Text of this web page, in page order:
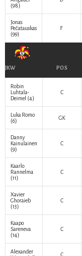
(98)
Jonas
Pečatauskas
(99)
F
JKW POS
Robin
Luhtala-
Deimel (4)
C
Luka Romo
(6)
GK
Danny
Kainulainen
(9)
C
Kaarlo
Rannelma
(11)
C
Xavier
Ghoraieb
(13)
C
Kaapo
Sareneva
(14)
C
Alexander
C